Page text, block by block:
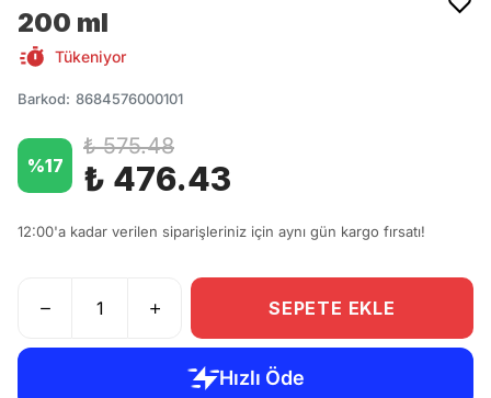
200 ml
Tükeniyor
Barkod: 8684576000101
%17
₺ 575.48
₺ 476.43
12:00'a kadar verilen siparişleriniz için aynı gün kargo fırsatı!
SEPETE EKLE